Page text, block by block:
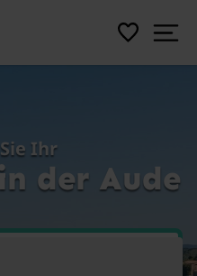
Ihr
der Aude